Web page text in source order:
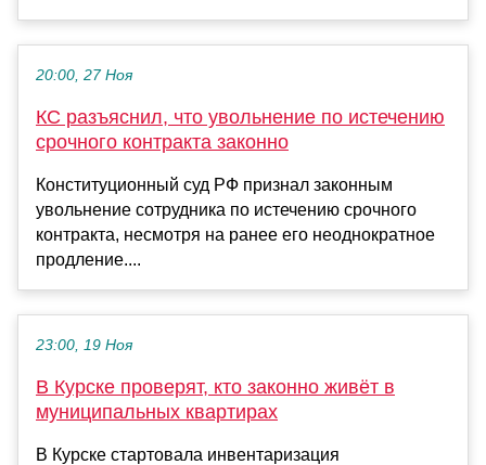
20:00, 27 Ноя
КС разъяснил, что увольнение по истечению
срочного контракта законно
Конституционный суд РФ признал законным
увольнение сотрудника по истечению срочного
контракта, несмотря на ранее его неоднократное
продление....
23:00, 19 Ноя
В Курске проверят, кто законно живёт в
муниципальных квартирах
В Курске стартовала инвентаризация